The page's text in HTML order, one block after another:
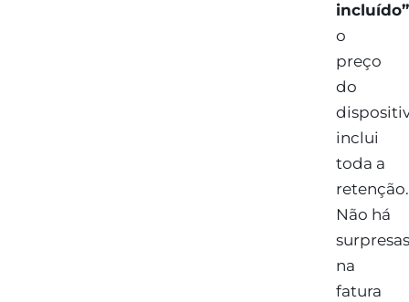
incluído”
o
preço
do
inclui
toda a
retenção.
Não há
surpresas
na
fatura